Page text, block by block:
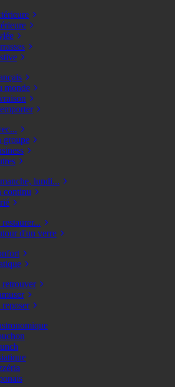
monde
groupe
lundi...
continu
restaurer...
d'un verre
retrouver
reposer